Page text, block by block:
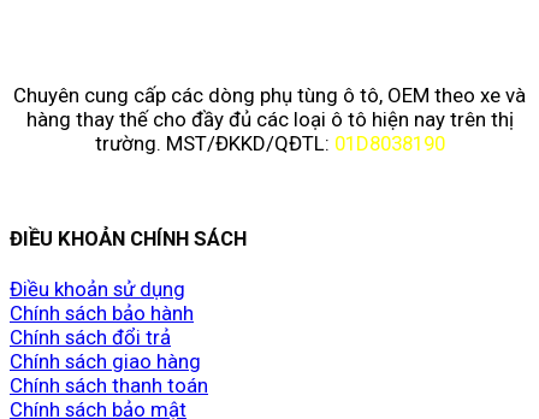
Chuyên cung cấp các dòng phụ tùng ô tô, OEM theo xe và
hàng thay thế cho đầy đủ các loại ô tô hiện nay trên thị
trường. MST/ĐKKD/QĐTL: 01D8038190
ĐIỀU KHOẢN CHÍNH SÁCH
Điều khoản sử dụng
Chính sách bảo hành
Chính sách đổi trả
Chính sách giao hàng
Chính sách thanh toán
Chính sách bảo mật